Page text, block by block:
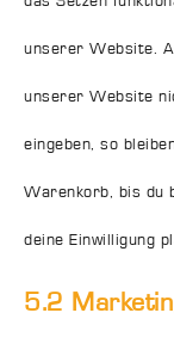
unserer Website.
unserer Website
eingeben, so
Warenkorb, bis du
deine Einwilligung
5.2